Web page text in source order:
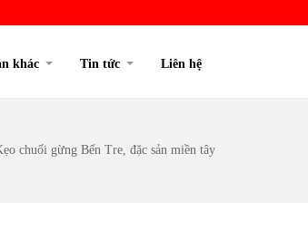
khác Tin tức Liên hệ
chuối gừng Bến Tre, đặc sản miền tây